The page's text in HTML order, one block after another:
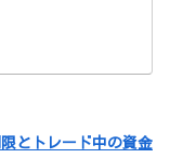
とトレード中の資金